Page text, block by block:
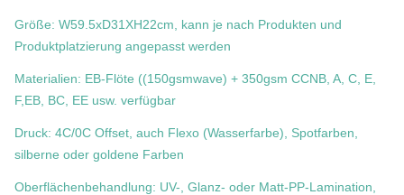
Größe: W59.5xD31XH22cm, kann je nach Produkten und
Produktplatzierung angepasst werden
Materialien: EB-Flöte ((150gsmwave) + 350gsm CCNB, A, C, E,
F,EB, BC, EE usw. verfügbar
Druck: 4C/0C Offset, auch Flexo (Wasserfarbe), Spotfarben,
silberne oder goldene Farben
Oberflächenbehandlung: UV-, Glanz- oder Matt-PP-Lamination,